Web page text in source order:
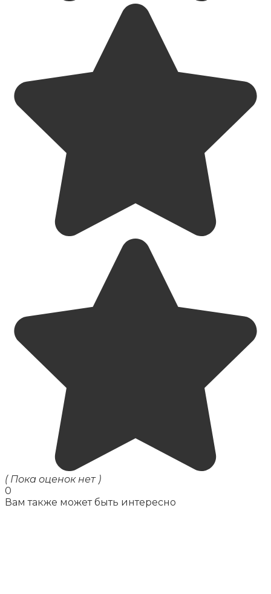
( Пока оценок нет )
0
Вам также может быть интересно